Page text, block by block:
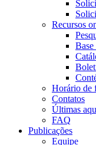
Recursos
Base
Horário de
Contatos
Últimas
FAQ
Publicações
Equipe